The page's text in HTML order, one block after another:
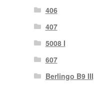
406
407
5008 I
607
Berlingo B9